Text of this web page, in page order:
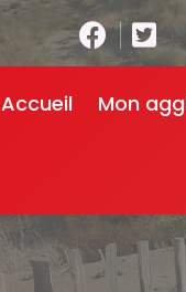
Accueil Mon